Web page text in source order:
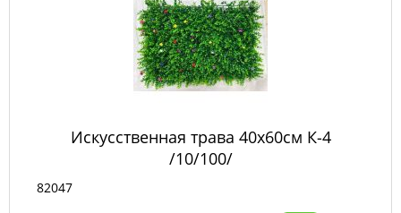
Искусственная трава 40х60см К-4
/10/100/
82047